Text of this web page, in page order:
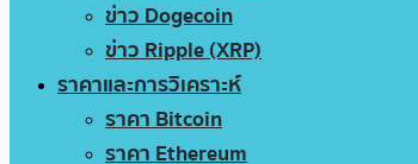
ข่าว Dogecoin
ข่าว Ripple (XRP)
ราคาและการวิเคราะห์
ราคา Bitcoin
ราคา Ethereum